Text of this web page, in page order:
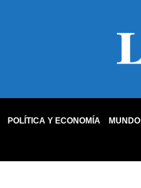
POLÍTICA Y ECONOMÍA MUNDO